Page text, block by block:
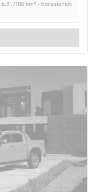
l/100 km* • Emissionen: